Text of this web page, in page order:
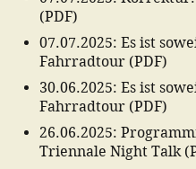
(PDF)
07.07.2025: Es ist
Fahrradtour (PDF)
30.06.2025: Es ist
Fahrradtour (PDF)
26.06.2025:
Triennale Night Talk (